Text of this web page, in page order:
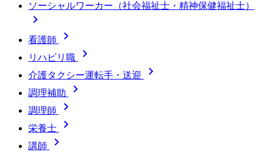
ソーシャルワーカー（社会福祉士・精神保健福祉士）

看護師 
リハビリ職 
介護タクシー運転手・送迎 
調理補助 
調理師 
栄養士 
講師 